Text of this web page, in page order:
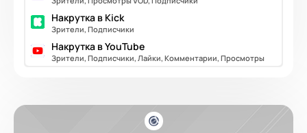
Накрутка в Kick
Зрители, Подписчики
Накрутка в YouTube
Зрители, Подписчики, Лайки, Комментарии, Просмотры